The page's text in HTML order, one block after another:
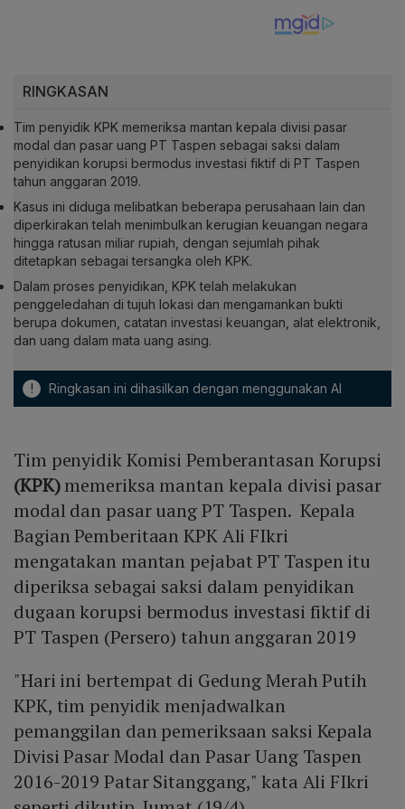
RINGKASAN
Tim penyidik KPK memeriksa mantan kepala divisi pasar
modal dan pasar uang PT Taspen sebagai saksi dalam
penyidikan korupsi bermodus investasi fiktif di PT Taspen
tahun anggaran 2019.
Kasus ini diduga melibatkan beberapa perusahaan lain dan
diperkirakan telah menimbulkan kerugian keuangan negara
hingga ratusan miliar rupiah, dengan sejumlah pihak
ditetapkan sebagai tersangka oleh KPK.
Dalam proses penyidikan, KPK telah melakukan
penggeledahan di tujuh lokasi dan mengamankan bukti
berupa dokumen, catatan investasi keuangan, alat elektronik,
dan uang dalam mata uang asing.
! Ringkasan ini dihasilkan dengan menggunakan AI
Tim penyidik Komisi Pemberantasan Korupsi
(KPK)memeriksa mantan kepala divisi pasar
modal dan pasar uang PT Taspen. Kepala
Bagian Pemberitaan KPK Ali FIkri
mengatakan mantan pejabat PT Taspen itu
diperiksa sebagai saksi dalam penyidikan
dugaan korupsi bermodus investasi fiktif di
PT Taspen (Persero) tahun anggaran 2019
"Hari ini bertempat di Gedung Merah Putih
KPK, tim penyidik menjadwalkan
pemanggilan dan pemeriksaan saksi Kepala
Divisi Pasar Modal dan Pasar Uang Taspen
2016-2019 Patar Sitanggang," kata Ali FIkri